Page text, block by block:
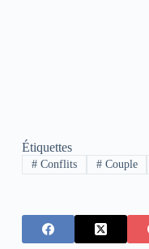
Étiquettes
#Conflits #Couple